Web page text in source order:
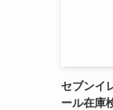
セブンイ
ール在庫